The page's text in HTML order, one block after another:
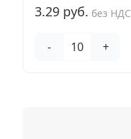
3.29 руб. без НДС
- +